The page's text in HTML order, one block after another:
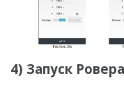
4) Запуск Ровера